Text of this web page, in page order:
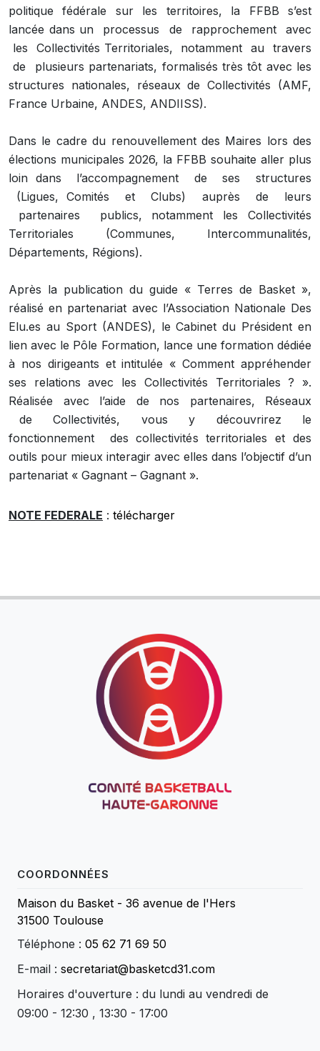
politique fédérale sur les territoires, la FFBB s’est
lancée dans un processus de rapprochement avec
les Collectivités Territoriales, notamment au travers
de plusieurs partenariats, formalisés très tôt avec les
structures nationales, réseaux de Collectivités (AMF,
France Urbaine, ANDES, ANDIISS).
Dans le cadre du renouvellement des Maires lors des
élections municipales 2026, la FFBB souhaite aller plus
loin dans l’accompagnement de ses structures
(Ligues, Comités et Clubs) auprès de leurs
partenaires publics, notamment les Collectivités
Territoriales (Communes, Intercommunalités,
Départements, Régions).
Après la publication du guide « Terres de Basket »,
réalisé en partenariat avec l’Association Nationale Des
Elu.es au Sport (ANDES), le Cabinet du Président en
lien avec le Pôle Formation, lance une formation dédiée
à nos dirigeants et intitulée « Comment appréhender
ses relations avec les Collectivités Territoriales ? ».
Réalisée avec l’aide de nos partenaires, Réseaux
de Collectivités, vous y découvrirez le
fonctionnement des collectivités territoriales et des
outils pour mieux interagir avec elles dans l’objectif d’un
partenariat « Gagnant – Gagnant ».
NOTE FEDERALE : télécharger
COORDONNÉES
Maison du Basket - 36 avenue de l'Hers
31500 Toulouse
Téléphone : 05 62 71 69 50
E-mail : secretariat@basketcd31.com
Horaires d'ouverture : du lundi au vendredi de
09:00 - 12:30 , 13:30 - 17:00